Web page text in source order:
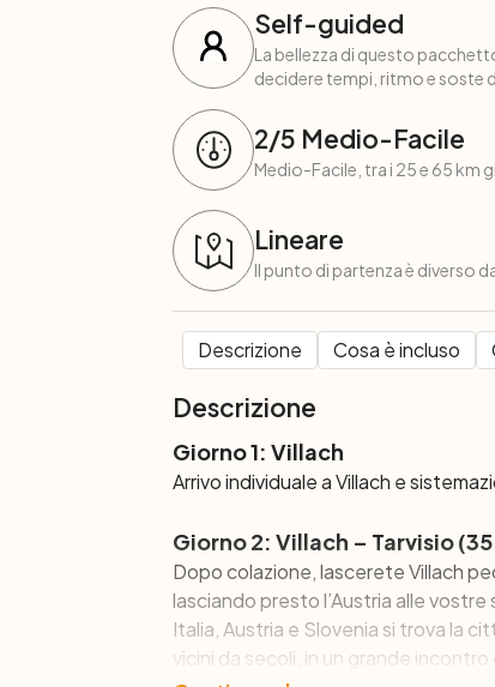
Self-guided
La bellezza di questo
decidere tempi, ritmo e soste
2/5 Medio-Facile
Medio-Facile, tra i 25 e 65 km
Lineare
Il punto di partenza è diverso
Descrizione Cosa è incluso
Descrizione
Giorno 1: Villach
Arrivo individuale a Villach e
Giorno 2: Villach – Tarvisio
Dopo colazione, lascerete Villach
lasciando presto l’Austria alle
Italia, Austria e Slovenia si trova la
vicini da secoli, in un grande